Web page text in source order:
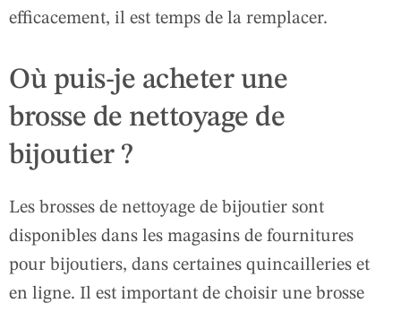
efficacement, il est temps de la remplacer.
Où puis-je acheter une
brosse de nettoyage de
bijoutier ?
Les brosses de nettoyage de bijoutier sont
disponibles dans les magasins de fournitures
pour bijoutiers, dans certaines quincailleries et
en ligne. Il est important de choisir une brosse